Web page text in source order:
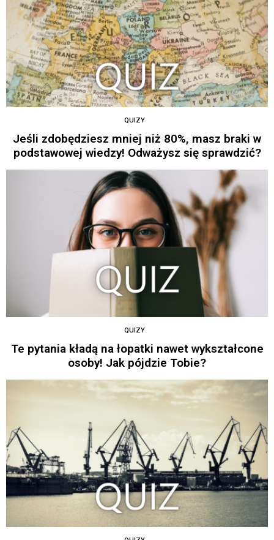
QUIZY
Jeśli zdobędziesz mniej niż 80%, masz braki w
podstawowej wiedzy! Odważysz się sprawdzić?
QUIZY
Te pytania kładą na łopatki nawet wykształcone
osoby! Jak pójdzie Tobie?